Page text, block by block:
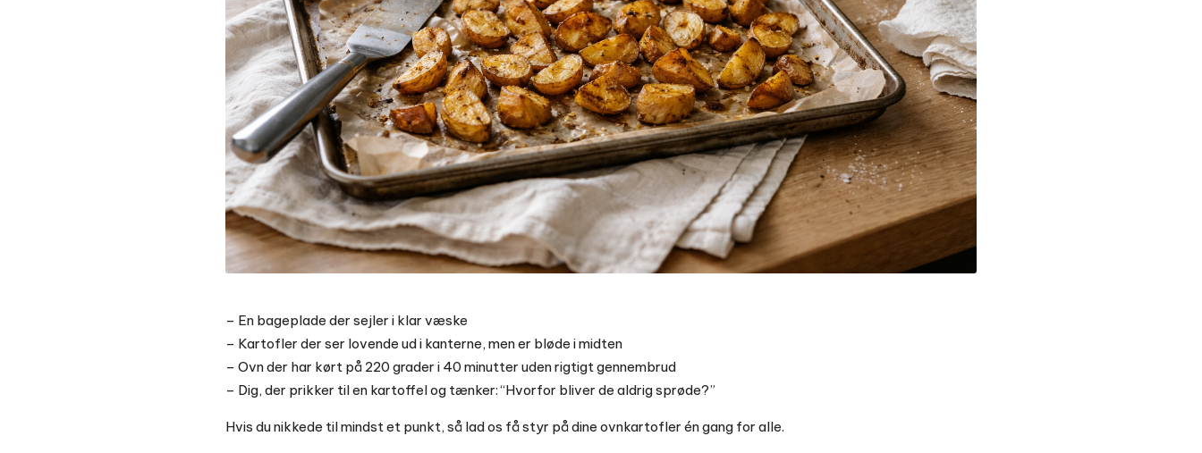
– En bageplade der sejler i klar væske
– Kartofler der ser lovende ud i kanterne, men er bløde i midten
– Ovn der har kørt på 220 grader i 40 minutter uden rigtigt gennembrud
– Dig, der prikker til en kartoffel og tænker: “Hvorfor bliver de aldrig sprøde?”
Hvis du nikkede til mindst et punkt, så lad os få styr på dine ovnkartofler én gang for alle.